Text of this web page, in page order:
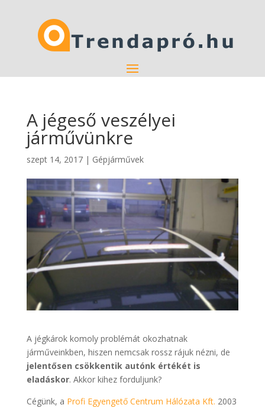
A jégeső veszélyei
járművünkre
szept 14, 2017| Gépjárművek
A jégkárok komoly problémát okozhatnak
járműveinkben, hiszen nemcsak rossz rájuk nézni, de
jelentősen csökkentik autónk értékét is
eladáskor. Akkor kihez forduljunk?
Cégünk, a Profi Egyengető Centrum Hálózata Kft. 2003